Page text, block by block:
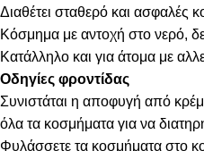
Διαθέτει σταθερό και ασφαλές
Κόσμημα με αντοχή στο νερό,
Κατάλληλο και για άτομα με
Οδηγίες φροντίδας
Συνιστάται η αποφυγή από
όλα τα κοσμήματα για να
Φυλάσσετε τα κοσμήματα στο